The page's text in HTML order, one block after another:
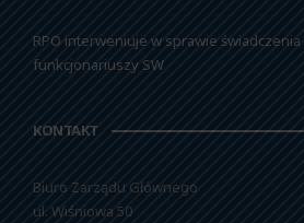
RPO interweniuje w sprawie
funkcjonariuszy SW
KONTAKT
Biuro Zarządu Głównego
ul. Wiśniowa 50